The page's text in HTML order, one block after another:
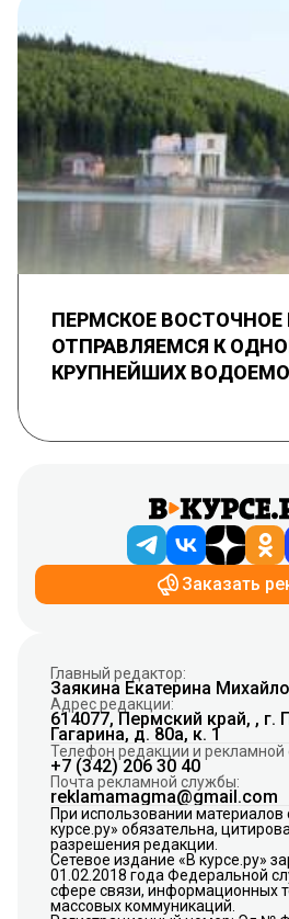
ПЕРМСКОЕ ВОСТОЧНОЕ
ОТПРАВЛЯЕМСЯ К
КРУПНЕЙШИХ
Заказать
Главный редактор:
Заякина Екатерина
Адрес редакции:
614077, Пермский край, , г.
Гагарина, д. 80а, к. 1
Телефон редакции и рекламной
+7 (342) 206 30 40
Почта рекламной службы:
reklamamagma@gmail.com
При использовании материалов
курсе.ру» обязательна,
разрешения редакции.
Сетевое издание «В курсе.ру»
01.02.2018 года Федеральной
сфере связи, информационных
массовых коммуникаций.